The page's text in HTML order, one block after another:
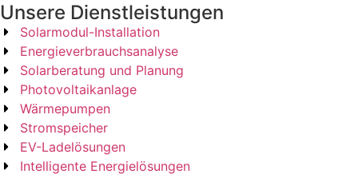
Unsere Dienstleistungen
Solarmodul-Installation
Energieverbrauchsanalyse
Solarberatung und Planung
Photovoltaikanlage
Wärmepumpen
Stromspeicher
EV-Ladelösungen
Intelligente Energielösungen